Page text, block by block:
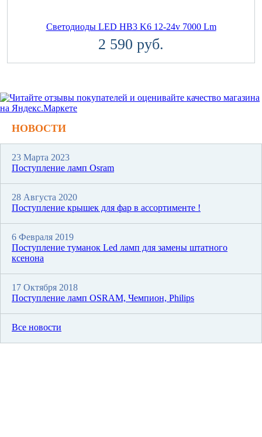
Светодиоды LED HB3 K6 12-24v 7000 Lm
2 590 руб.
НОВОСТИ
23 Марта 2023
Поступление ламп Osram
28 Августа 2020
Поступление крышек для фар в ассортименте !
6 Февраля 2019
Поступление туманок Led ламп для замены штатного
ксенона
17 Октября 2018
Поступление ламп OSRAM, Чемпион, Philips
Все новости